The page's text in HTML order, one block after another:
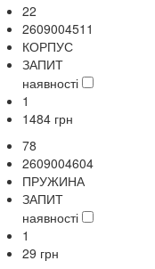
22
2609004511
КОРПУС
ЗАПИТ
наявності
1
1484 грн
78
2609004604
ПРУЖИНА
ЗАПИТ
наявності
1
29 грн